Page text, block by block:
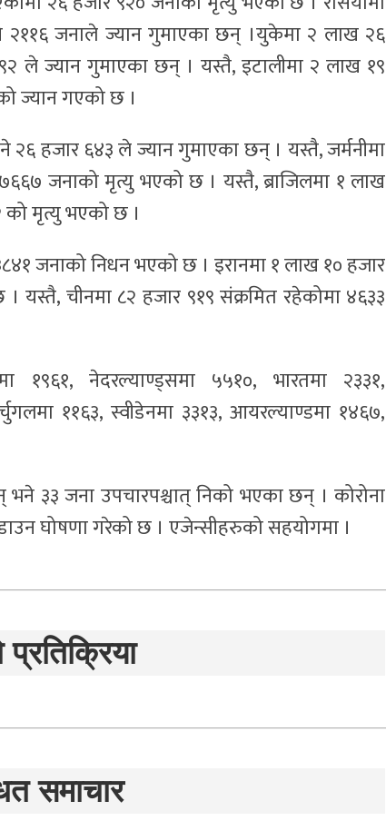
जनाले ज्यान गुमाएका छन् ।युकेमा २ लाख २६
ले ज्यान गुमाएका छन् । यस्तै, इटालीमा २ लाख १९
ज्यान गएको छ ।
हजार ६४३ ले ज्यान गुमाएका छन् । यस्तै, जर्मनीमा
जनाको मृत्यु भएको छ । यस्तै, ब्राजिलमा १ लाख
मृत्यु भएको छ ।
जनाको निधन भएको छ । इरानमा १ लाख १० हजार
चीनमा ८२ हजार ९१९ संक्रमित रहेकोमा ४६३३
१९६१, नेदरल्याण्ड्समा ५५१०, भारतमा २३३१,
११६३, स्वीडेनमा ३३१३, आयरल्याण्डमा १४६७,
३३ जना उपचारपश्चात् निको भएका छन् । कोरोना
घोषणा गरेको छ । एजेन्सीहरुको सहयोगमा ।
प्रतिक्रिया
समाचार